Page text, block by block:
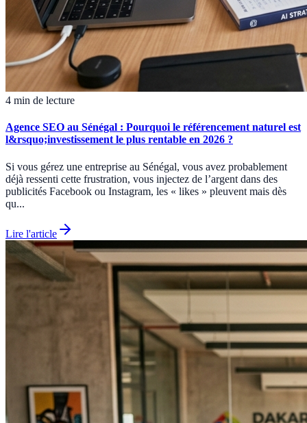
4 min de lecture
Agence SEO au Sénégal : Pourquoi le référencement naturel est
l&rsquo;investissement le plus rentable en 2026 ?
Si vous gérez une entreprise au Sénégal, vous avez probablement
déjà ressenti cette frustration, vous injectez de l’argent dans des
publicités Facebook ou Instagram, les « likes » pleuvent mais dès
qu...
Lire l'article